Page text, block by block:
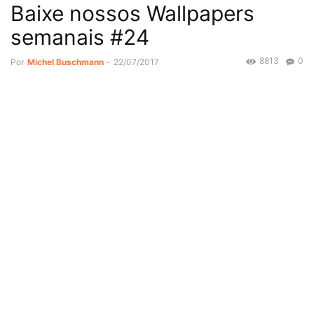
Baixe nossos Wallpapers
semanais #24
Por Michel Buschmann - 22/07/2017 0
8813